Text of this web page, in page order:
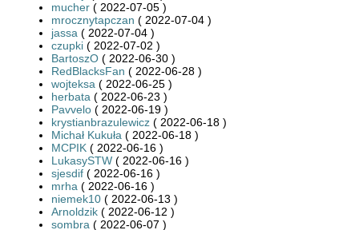
mucher ( 2022-07-05 )
mrocznytapczan ( 2022-07-04 )
jassa ( 2022-07-04 )
czupki ( 2022-07-02 )
BartoszO ( 2022-06-30 )
RedBlacksFan ( 2022-06-28 )
wojteksa ( 2022-06-25 )
herbata ( 2022-06-23 )
Pavvelo ( 2022-06-19 )
krystianbrazulewicz ( 2022-06-18 )
Michał Kukuła ( 2022-06-18 )
MCPIK ( 2022-06-16 )
LukasySTW ( 2022-06-16 )
sjesdif ( 2022-06-16 )
mrha ( 2022-06-16 )
niemek10 ( 2022-06-13 )
Arnoldzik ( 2022-06-12 )
sombra ( 2022-06-07 )